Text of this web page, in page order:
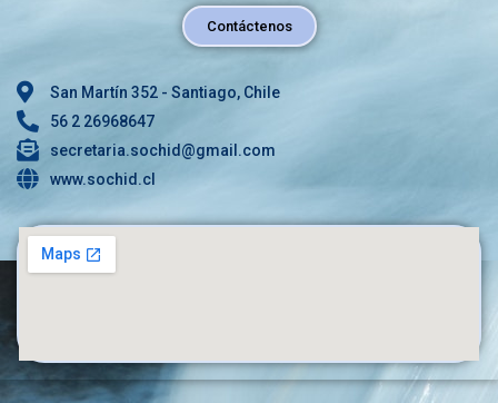
Contáctenos
San Martín 352 - Santiago, Chile
56 2 26968647
secretaria.sochid@gmail.com
www.sochid.cl